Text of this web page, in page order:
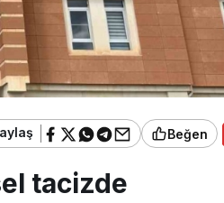
Beğen
tacizde